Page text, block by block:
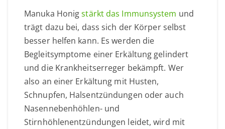
Manuka Honigstärkt das Immunsystem und
trägt dazu bei, dass sich der Körper selbst
besser helfen kann. Es werden die
Begleitsymptome einer Erkältung gelindert
und die Krankheitserreger bekämpft. Wer
also an einer Erkältung mit Husten,
Schnupfen, Halsentzündungen oder auch
Nasennebenhöhlen- und
Stirnhöhlenentzündungen leidet, wird mit